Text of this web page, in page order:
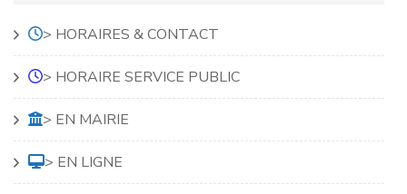
> HORAIRES & CONTACT
> HORAIRE SERVICE PUBLIC
> EN MAIRIE
> EN LIGNE